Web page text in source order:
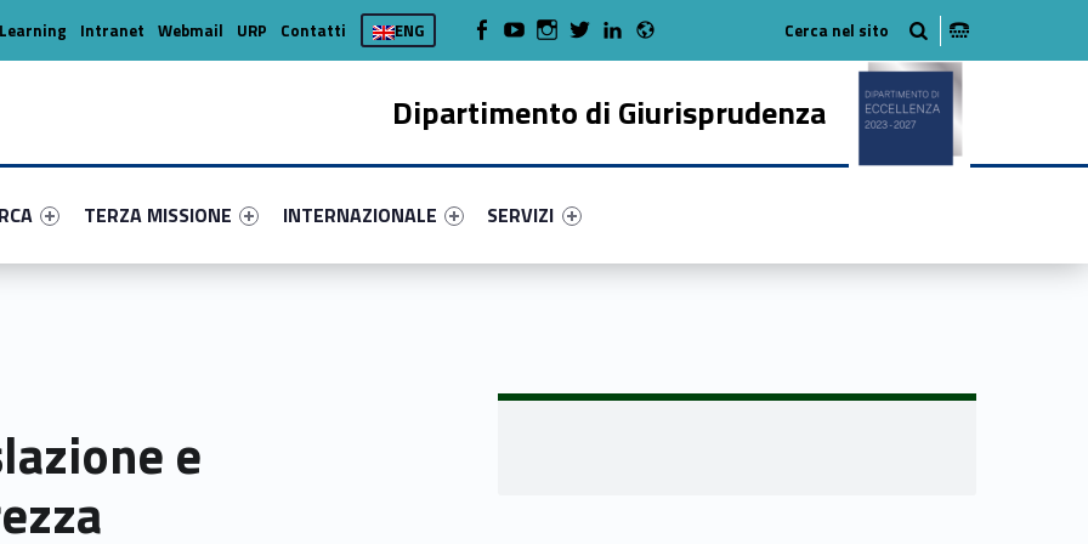
Dipartimento di Giurisprudenza
primary-54817-16
#link-menu-primary-69226-37
Link identifier #link-menu-primary-9635-45
TERZA MISSIONE
Link identifier #link-menu-primary-70347-50
INTERNAZIONALE
Link identifier #link-menu-primary-96094-62
SERVIZI
Intranet Webmail URP Contatti ENG WebMan on Facebook
WebMan on YoutubeWebMan on Instagram
WebMan on TwitterWebMan on LinkedIn
e